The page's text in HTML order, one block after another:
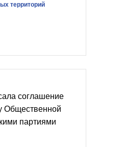
территорий
соглашение
Общественной
партиями